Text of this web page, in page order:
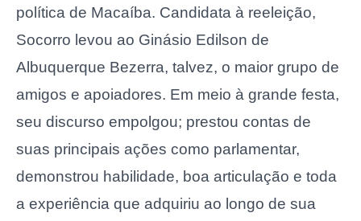
política de Macaíba. Candidata à reeleição,
Socorro levou ao Ginásio Edilson de
Albuquerque Bezerra, talvez, o maior grupo de
amigos e apoiadores. Em meio à grande festa,
seu discurso empolgou; prestou contas de
suas principais ações como parlamentar,
demonstrou habilidade, boa articulação e toda
a experiência que adquiriu ao longo de sua